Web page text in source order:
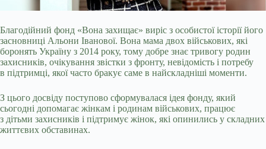
Благодійний фонд «Вона захищає» виріс з особистої історії його
засновниці Альони Іванової. Вона мама двох військових, які
боронять Україну з 2014 року, тому добре знає тривогу родин
захисників, очікування звістки з фронту, невідомість і потребу
в підтримці, якої часто бракує саме в найскладніші моменти.
З цього досвіду поступово сформувалася ідея фонду, який
сьогодні допомагає жінкам і родинам військових, працює
з дітьми захисників і підтримує жінок, які опинились у складних
життєвих обставинах.